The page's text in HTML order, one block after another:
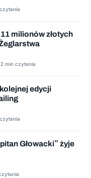
milionów złotych
2 min czytania
edycji
Głowacki” żyje